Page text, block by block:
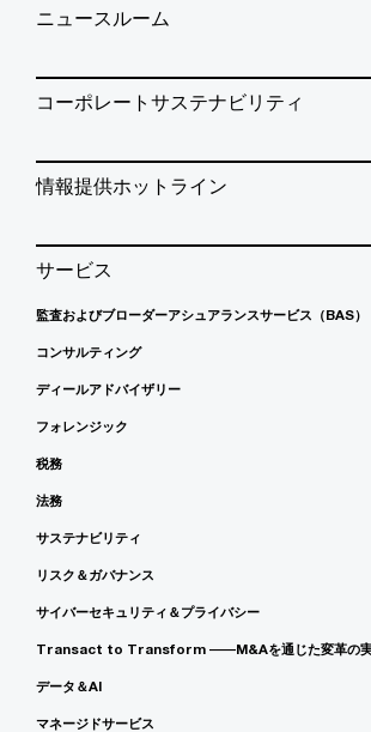
ニュースルーム
コーポレートサステナビリティ
情報提供ホットライン
サービス
監査およびブローダーアシュアランスサービス（BAS）
コンサルティング
ディールアドバイザリー
フォレンジック
税務
法務
サステナビリティ
リスク＆ガバナンス
サイバーセキュリティ＆プライバシー
Transact to Transform ――M&Aを通じた変革の
データ＆AI
マネージドサービス